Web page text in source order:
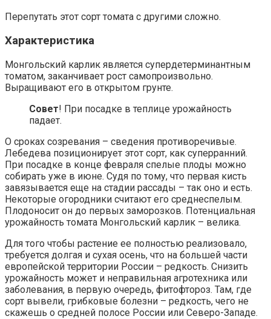
Перепутать этот сорт томата с другими сложно.
Характеристика
Монгольский карлик является супердетерминантным
томатом, заканчивает рост самопроизвольно.
Выращивают его в открытом грунте.
Совет! При посадке в теплице урожайность
падает.
О сроках созревания – сведения противоречивые.
Лебедева позиционирует этот сорт, как суперранний.
При посадке в конце февраля спелые плоды можно
собирать уже в июне. Судя по тому, что первая кисть
завязывается еще на стадии рассады – так оно и есть.
Некоторые огородники считают его среднеспелым.
Плодоносит он до первых заморозков. Потенциальная
урожайность томата Монгольский карлик – велика.
Для того чтобы растение ее полностью реализовало,
требуется долгая и сухая осень, что на большей части
европейской территории России – редкость. Снизить
урожайность может и неправильная агротехника или
заболевания, в первую очередь, фитофтороз. Там, где
сорт вывели, грибковые болезни – редкость, чего не
скажешь о средней полосе России или Северо-Западе.